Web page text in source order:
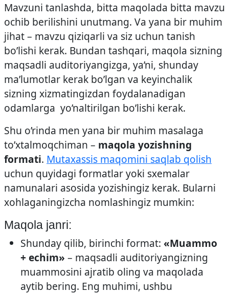
Mavzuni tanlashda, bitta maqolada bitta mavzu
ochib berilishini unutmang. Va yana bir muhim
jihat – mavzu qiziqarli va siz uchun tanish
bo’lishi kerak. Bundan tashqari, maqola sizning
maqsadli auditoriyangizga, ya’ni, shunday
ma’lumotlar kerak bo’lgan va keyinchalik
sizning xizmatingizdan foydalanadigan
odamlarga yo’naltirilgan bo’lishi kerak.
Shu o’rinda men yana bir muhim masalaga
to’xtalmoqchiman – maqola yozishning
formati. Mutaxassis maqomini saqlab qolish
uchun quyidagi formatlar yoki sxemalar
namunalari asosida yozishingiz kerak. Bularni
xohlaganingizcha nomlashingiz mumkin:
Maqola janri:
Shunday qilib, birinchi format: «Muammo
+ echim» – maqsadli auditoriyangizning
muammosini ajratib oling va maqolada
aytib bering. Eng muhimi, ushbu